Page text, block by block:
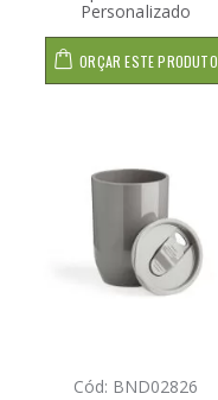
Personalizado
ORÇAR ESTE PRODUTO
Cód: BND02826